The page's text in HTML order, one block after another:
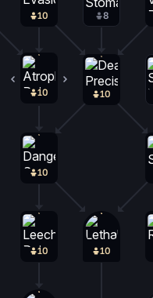
10
10
10 10
10
10
8